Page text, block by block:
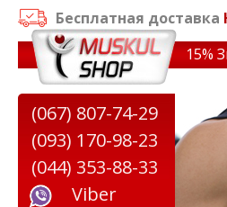
Бесплатная доставка
на тренажеры до 15%
(067) 807-74-29
(093) 170-98-23
(044) 353-88-33
Viber